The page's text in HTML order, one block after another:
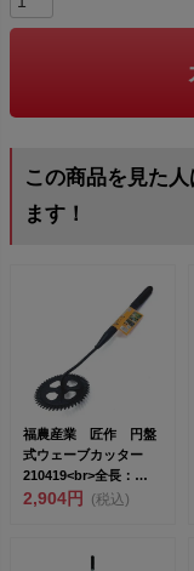
この商品を見た
ます！
福農産業 匠作 円盤
式ウェーブカッター
210419<br>全長：
550...
2,904円 (税込)